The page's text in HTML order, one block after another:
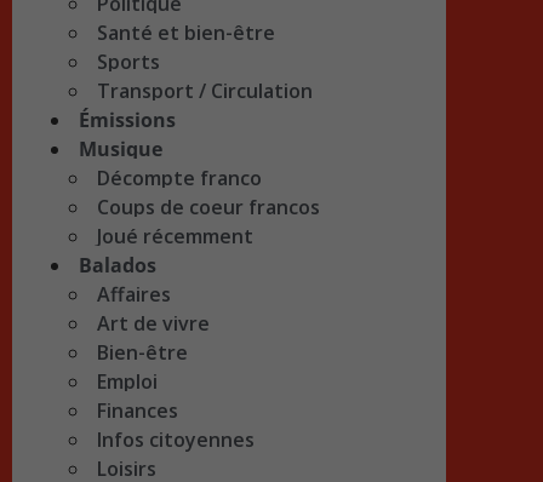
Santé et bien-être
Sports
Transport / Circulation
Émissions
Musique
Décompte franco
Coups de coeur francos
Joué récemment
Balados
Affaires
Art de vivre
Bien-être
Emploi
Finances
Infos citoyennes
Loisirs